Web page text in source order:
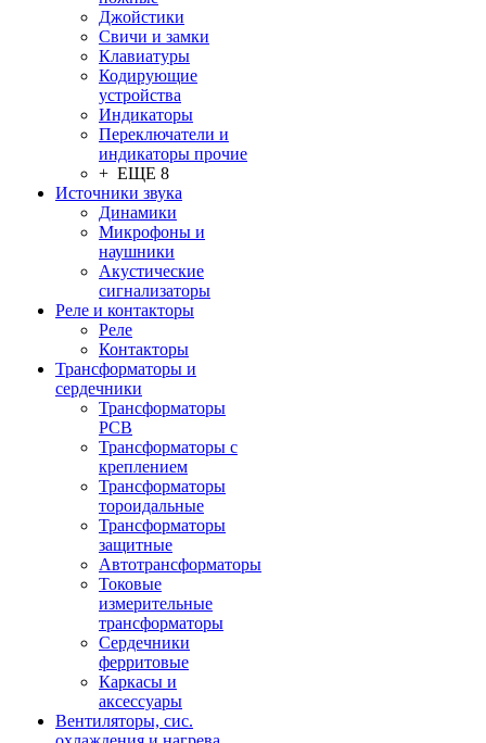
Джойстики
Свичи и замки
Клавиатуры
Кодирующие
устройства
Индикаторы
Переключатели и
индикаторы прочие
+ ЕЩЕ 8
Источники звука
Динамики
Микрофоны и
наушники
Акустические
сигнализаторы
Реле и контакторы
Реле
Контакторы
Трансформаторы и
сердечники
Трансформаторы
PCB
Трансформаторы с
креплением
Трансформаторы
тороидальные
Трансформаторы
защитные
Автотрансформаторы
Токовые
измерительные
трансформаторы
Сердечники
ферритовые
Каркасы и
аксессуары
Вентиляторы, сис.